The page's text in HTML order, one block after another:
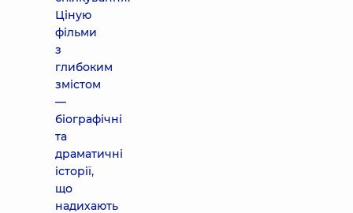
Ціную
фільми
з
глибоким
змістом
—
біографічні
та
драматичні
історії,
що
надихають